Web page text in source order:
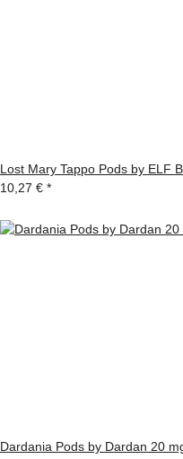
Lost Mary Tappo Pods by ELF
10,27 € *
Dardania Pods by Dardan 20